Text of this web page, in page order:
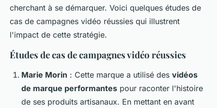
cherchant à se démarquer. Voici quelques études de
cas de campagnes vidéo réussies qui illustrent
l'impact de cette stratégie.
Études de cas de campagnes vidéo réussies
Marie Morin : Cette marque a utilisé des vidéos
de marque performantes pour raconter l'histoire
de ses produits artisanaux. En mettant en avant